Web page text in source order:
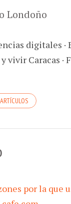
Londoño
digitales ·
vivir Caracas
por la que